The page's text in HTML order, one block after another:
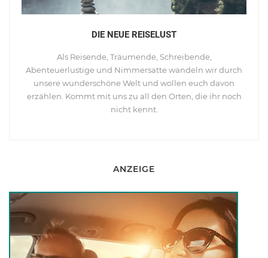
DIE NEUE REISELUST
Als Reisende, Träumende, Schreibende,
Abenteuerlustige und Nimmersatte wandeln wir durch
unsere wunderschöne Welt und wollen euch davon
erzählen. Kommt mit uns zu all den Orten, die ihr noch
nicht kennt.
ANZEIGE